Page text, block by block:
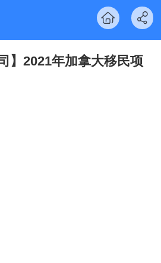
】2021年加拿大移民项